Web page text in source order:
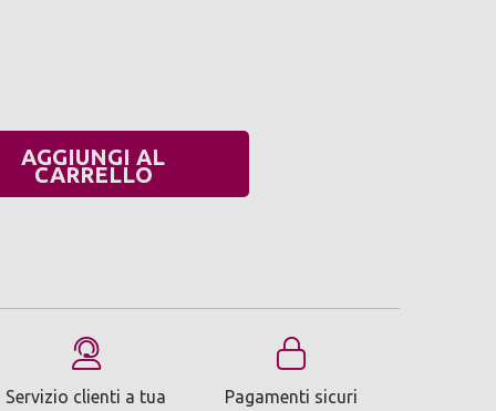
AGGIUNGI AL
CARRELLO
Servizio clienti a tua
Pagamenti sicuri